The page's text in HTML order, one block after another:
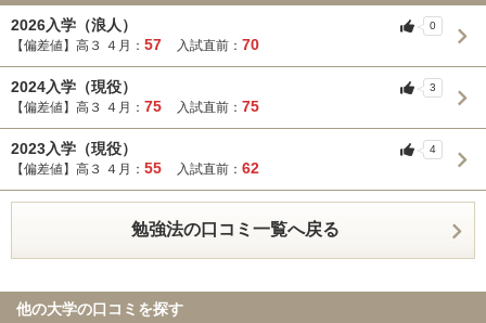
2026入学（浪人）
【偏差値】高３ ４月： 57 入試直前： 70
0
2024入学（現役）
【偏差値】高３ ４月： 75 入試直前： 75
3
2023入学（現役）
【偏差値】高３ ４月： 55 入試直前： 62
4
勉強法の口コミ一覧へ戻る
他の大学の口コミを探す